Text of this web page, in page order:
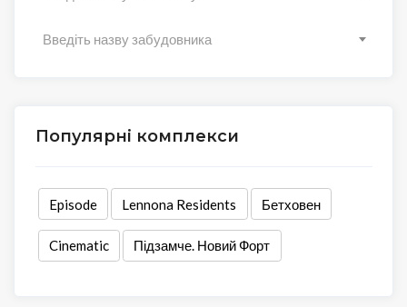
Введіть назву забудовника
Популярні комплекси
Episode Lennona Residents Бетховен
Cinematic Підзамче. Новий Форт